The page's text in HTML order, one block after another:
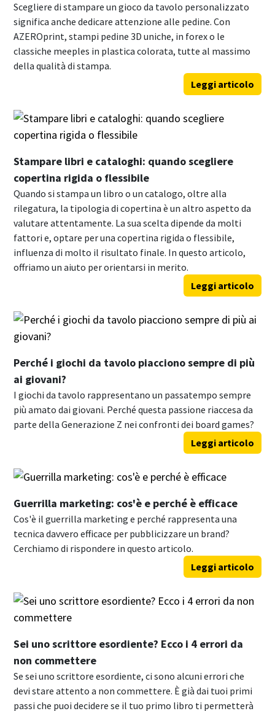
Scegliere di stampare un gioco da tavolo personalizzato
significa anche dedicare attenzione alle pedine. Con
AZEROprint, stampi pedine 3D uniche, in forex o le
classiche meeples in plastica colorata, tutte al massimo
della qualità di stampa.
Leggi articolo
Stampare libri e cataloghi: quando scegliere
copertina rigida o flessibile
Quando si stampa un libro o un catalogo, oltre alla
rilegatura, la tipologia di copertina è un altro aspetto da
valutare attentamente. La sua scelta dipende da molti
fattori e, optare per una copertina rigida o flessibile,
influenza di molto il risultato finale. In questo articolo,
offriamo un aiuto per orientarsi in merito.
Leggi articolo
Perché i giochi da tavolo piacciono sempre di più
ai giovani?
I giochi da tavolo rappresentano un passatempo sempre
più amato dai giovani. Perché questa passione riaccesa da
parte della Generazione Z nei confronti dei board games?
Leggi articolo
Guerrilla marketing: cos'è e perché è efficace
Cos'è il guerrilla marketing e perché rappresenta una
tecnica davvero efficace per pubblicizzare un brand?
Cerchiamo di rispondere in questo articolo.
Leggi articolo
Sei uno scrittore esordiente? Ecco i 4 errori da
non commettere
Se sei uno scrittore esordiente, ci sono alcuni errori che
devi stare attento a non commettere. È già dai tuoi primi
passi che puoi decidere se il tuo primo libro ti permetterà